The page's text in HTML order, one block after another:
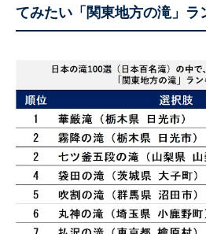
てみたい「関東地方の滝」ラ